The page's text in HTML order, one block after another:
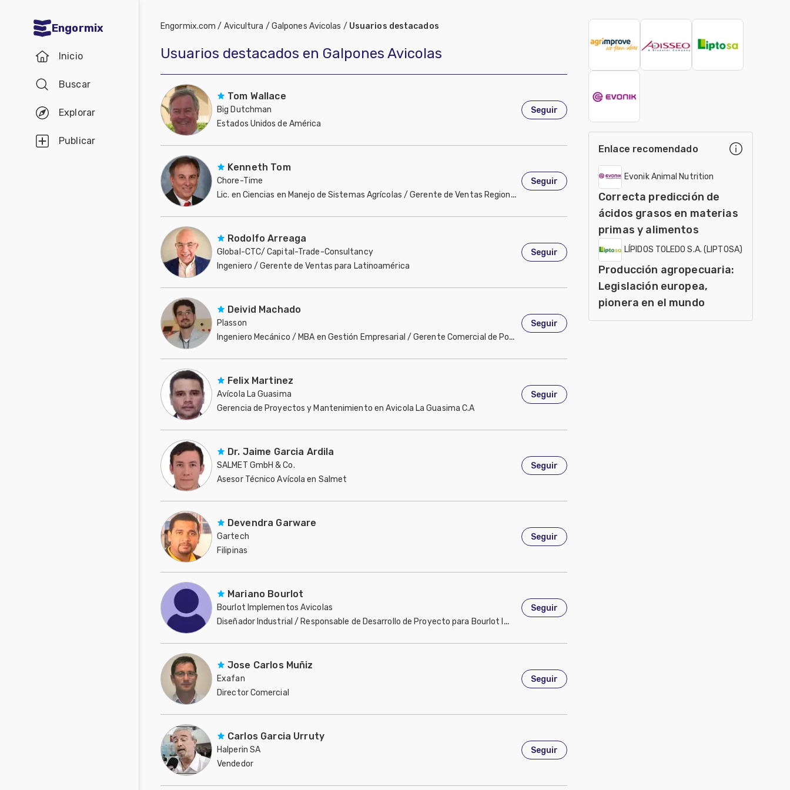
Engormix
Inicio
Buscar
Explorar
Publicar
Agricultura
Balanceados
Avicultura
Ganadería
Lechería
Micotoxinas
Porcicultura
Engormix.com / Avicultura / Galpones Avicolas / Usuarios destacados
Usuarios destacados en Galpones Avicolas
Tom Wallace
Big Dutchman
Estados Unidos de América
Seguir
Kenneth Tom
Chore-Time
Lic. en Ciencias en Manejo de Sistemas Agrícolas / Gerente de Ventas Regional para Latinoamérica
Seguir
Rodolfo Arreaga
Global-CTC/ Capital-Trade-Consultancy
Ingeniero / Gerente de Ventas para Latinoamérica
Seguir
Deivid Machado
Plasson
Ingeniero Mecánico / MBA en Gestión Empresarial / Gerente Comercial de Pollo de Engorde para Latinoamérica
Seguir
Felix Martinez
Avícola La Guasima
Gerencia de Proyectos y Mantenimiento en Avicola La Guasima C.A
Seguir
Dr. Jaime Garcia Ardila
SALMET GmbH & Co.
Asesor Técnico Avícola en Salmet
Seguir
Devendra Garware
Gartech
Filipinas
Seguir
Mariano Bourlot
Bourlot Implementos Avicolas
Diseñador Industrial / Responsable de Desarrollo de Proyecto para Bourlot Implementos Avícolas y Porcinos.
Seguir
Jose Carlos Muñiz
Exafan
Director Comercial
Seguir
Carlos Garcia Urruty
Halperin SA
Vendedor
Seguir
Enlace recomendado
Evonik Animal Nutrition
Correcta predicción de
ácidos grasos en materias
primas y alimentos
LÍPIDOS TOLEDO S.A. (LIPTOSA)
Producción agropecuaria:
Legislación europea,
pionera en el mundo